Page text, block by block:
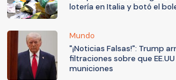
lotería en Italia y botó el
Mundo
"¡Noticias Falsas!": Trump
filtraciones sobre que
municiones